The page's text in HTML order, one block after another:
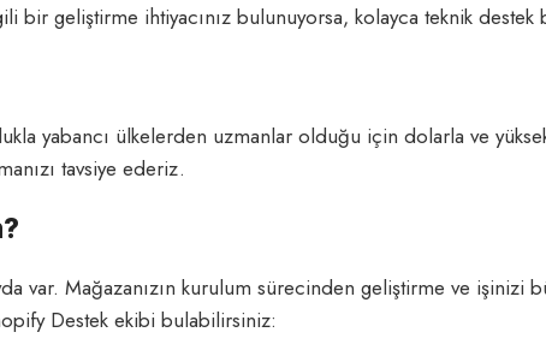
bir geliştirme ihtiyacınız bulunuyorsa, kolayca teknik
yabancı ülkelerden uzmanlar olduğu için dolarla ve
tavsiye ederiz.
var. Mağazanızın kurulum sürecinden geliştirme ve işinizi
Destek ekibi bulabilirsiniz: